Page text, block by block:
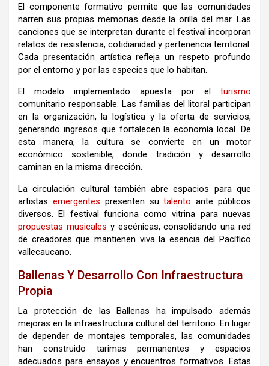
El componente formativo permite que las comunidades
narren sus propias memorias desde la orilla del mar. Las
canciones que se interpretan durante el festival incorporan
relatos de resistencia, cotidianidad y pertenencia territorial.
Cada presentación artística refleja un respeto profundo
por el entorno y por las especies que lo habitan.
El modelo implementado apuesta por el turismo
comunitario responsable. Las familias del litoral participan
en la organización, la logística y la oferta de servicios,
generando ingresos que fortalecen la economía local. De
esta manera, la cultura se convierte en un motor
económico sostenible, donde tradición y desarrollo
caminan en la misma dirección.
La circulación cultural también abre espacios para que
artistas emergentes presenten sutalento ante públicos
diversos. El festival funciona como vitrina para nuevas
propuestas musicales y escénicas, consolidando una red
de creadores que mantienen viva la esencia del Pacífico
vallecaucano.
Ballenas Y Desarrollo Con Infraestructura
Propia
La protección de las Ballenas ha impulsado además
mejoras en la infraestructura cultural del territorio. En lugar
de depender de montajes temporales, las comunidades
han construido tarimas permanentes y espacios
adecuados para ensayos y encuentros formativos. Estas